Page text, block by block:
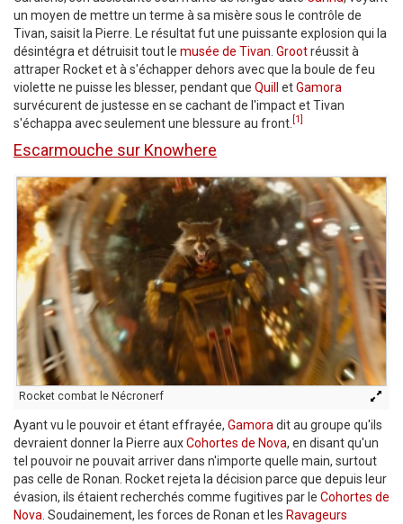
un moyen de mettre un terme à sa misère sous le contrôle de
Tivan, saisit la Pierre. Le résultat fut une puissante explosion qui la
désintégra et détruisit tout le musée de Tivan Grootréussit à
attraper Rocket et à s'échapper dehors avec que la boule de feu
violette ne puisse les blesser, pendant que Quill etGamora
survécurent de justesse en se cachant de l'impact et Tivan
s'échappa avec seulement une blessure au front. [1]
Escarmouche sur Knowhere
Rocket combat le Nécronerf
Ayant vu le pouvoir et étant effrayée, Gamora dit au groupe qu'ils
devraient donner la Pierre auxCohortes de Nova, en disant qu'un
tel pouvoir ne pouvait arriver dans n'importe quelle main, surtout
pas celle de Ronan. Rocket rejeta la décision parce que depuis leur
évasion, ils étaient recherchés comme fugitives par le Cohortes de
Nova . Soudainement, les forces de Ronan et les Ravageurs